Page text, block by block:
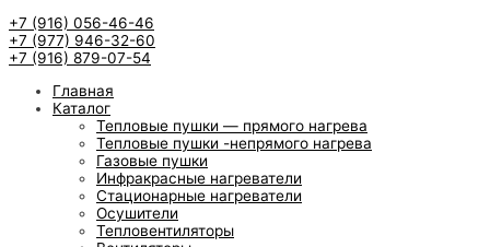
+7 (916) 056-46-46
+7 (977) 946-32-60
+7 (916) 879-07-54
Главная
Каталог
Тепловые пушки — прямого нагрева
Тепловые пушки -непрямого нагрева
Газовые пушки
Инфракрасные нагреватели
Стационарные нагреватели
Осушители
Тепловентиляторы